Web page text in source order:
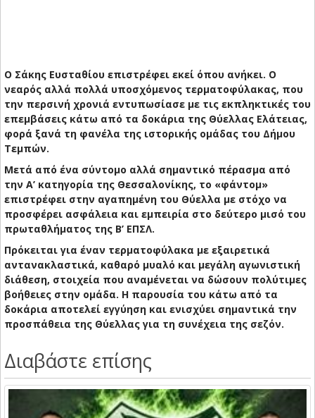
Ο Σάκης Ευσταθίου επιστρέφει εκεί όπου ανήκει. Ο
νεαρός αλλά πολλά υποσχόμενος τερματοφύλακας, που
την περσινή χρονιά εντυπωσίασε με τις εκπληκτικές του
επεμβάσεις κάτω από τα δοκάρια της Θύελλας Ελάτειας,
φορά ξανά τη φανέλα της ιστορικής ομάδας του Δήμου
Τεμπών.
Μετά από ένα σύντομο αλλά σημαντικό πέρασμα από
την Α’ κατηγορία της Θεσσαλονίκης, το «φάντομ»
επιστρέφει στην αγαπημένη του Θύελλα με στόχο να
προσφέρει ασφάλεια και εμπειρία στο δεύτερο μισό του
πρωταθλήματος της Β’ ΕΠΣΛ.
Πρόκειται για έναν τερματοφύλακα με εξαιρετικά
αντανακλαστικά, καθαρό μυαλό και μεγάλη αγωνιστική
διάθεση, στοιχεία που αναμένεται να δώσουν πολύτιμες
βοήθειες στην ομάδα. Η παρουσία του κάτω από τα
δοκάρια αποτελεί εγγύηση και ενισχύει σημαντικά την
προσπάθεια της Θύελλας για τη συνέχεια της σεζόν.
Διαβάστε επίσης